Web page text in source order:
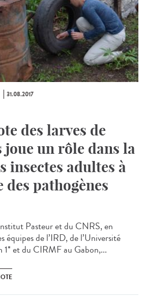
31.08.2017
des larves de
joue un rôle dans la
insectes adultes à
pathogènes
Pasteur et du CNRS, en
équipes de l’IRD, de l’Université
1* et du CIRMF au Gabon,...